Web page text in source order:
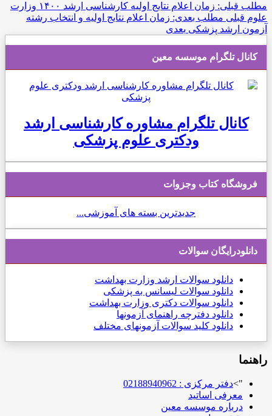
مطلب قبلی: زمان اعلام نتایج اولیه کارشناسی ارشد ۱۴۰۰ وزارت
علوم قبلی مطلب بعدی: زمان اعلام نتایج اولیه و انتخاب رشته
آزمون ارشد پزشکی بعدی
کانال تلگرام موسسه معین
کانال تلگرام مشاوره کارشناسی ارشد
ودکتری علوم پزشکی
فروشگاه کتاب وجزوات
جدیدترین بسته های آموزشی...
دانلودرایگان سوالات
دانلود سوالات ارشد وزارت بهداشت
دانلود سوالات لیسانس به پزشکی
دانلود سوالات دکتری وزارت بهداشت
دانلود دفترچه راهنمای آزمونها
دانلود کلید سوالات آزمونهای مختلف
راهنما
">دفتر مرکزی : 02188940962
معرفی اساتید
درباره موسسه معین